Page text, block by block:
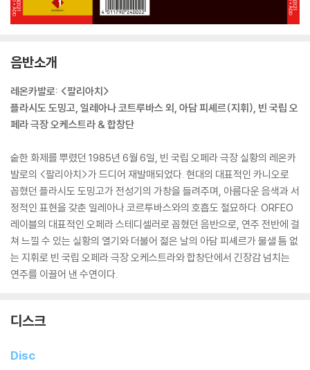
음반소개
레온카발로: <팔리아치>
플라시도 도밍고, 일레아나 코트루바스 외, 아담 피셰르(지휘), 빈 국립 오
페라 극장 오케스트라 & 합창단
숱한 화제를 뿌렸던 1985년 6월 6일, 빈 국립 오페라 극장 실황의 레온카
발로의 <팔리아치>가 드디어 재발매되었다. 현대의 대표적인 카니오로
꼽혔던 플라시도 도밍고가 전성기의 가창을 들려주며, 아름다운 음색과 서
정적인 표현을 갖춘 일레아나 코르투바스와의 호흡도 절묘하다. ORFEO
레이블의 대표적인 오페라 스테디셀러로 꼽혔던 음반으로, 연주 전반에 걸
쳐 느낄 수 있는 실황의 열기와 더불어 젊은 날의 아담 피셰르가 물샐 틈 없
는 지휘로 빈 국립 오페라 극장 오케스트라와 합창단에서 긴장감 넘치는
연주를 이끌어 낸 수연이다.
디스크
Disc